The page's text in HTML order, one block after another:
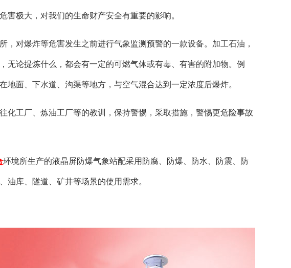
害极大，对我们的生命财产安全有重要的影响。
，对爆炸等危害发生之前进行气象监测预警的一款设备。加工石油，
无论提炼什么，都会有一定的可燃气体或有毒、有害的附加物。例
地面、下水道、沟渠等地方，与空气混合达到一定浓度后爆炸。
化工厂、炼油工厂等的教训，保持警惕，采取措施，警惕更危险事故
环境所生产的液晶屏防爆气象站配采用防腐、防爆、防水、防震、防
油库、隧道、矿井等场景的使用需求。